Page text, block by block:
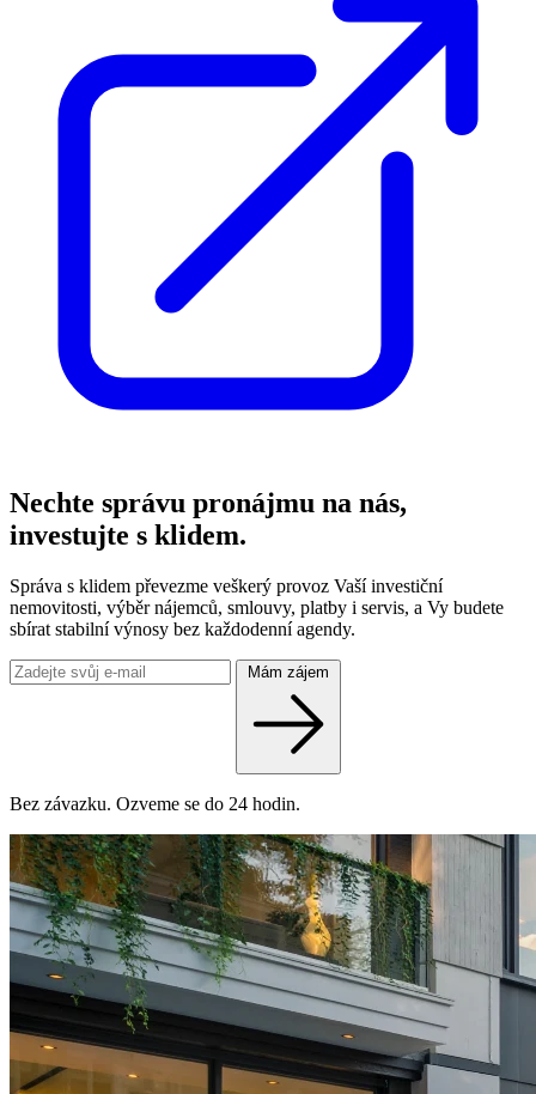
Nechte správu pronájmu na nás,
investujte s klidem.
Správa s klidem převezme veškerý provoz Vaší investiční
nemovitosti, výběr nájemců, smlouvy, platby i servis, a Vy budete
sbírat stabilní výnosy bez každodenní agendy.
Mám zájem
Bez závazku. Ozveme se do 24 hodin.